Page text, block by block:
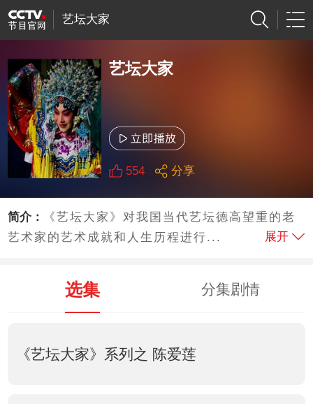
艺坛大家
艺坛大家
554 分享
简介：
《艺坛大家》对我国当代艺坛德高望重的老
艺术家的艺术成就和人生历程进行...
展开
选集 分集剧情
《艺坛大家》系列之 陈爱莲